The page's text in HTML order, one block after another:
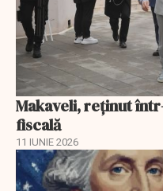
Makaveli, reţinut
fiscală
11 IUNIE 2026